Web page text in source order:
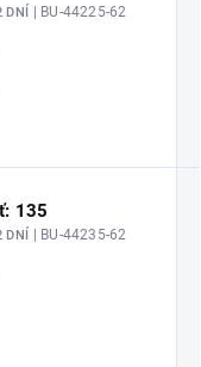
DNÍ | BU-44225-62
135
DNÍ | BU-44235-62